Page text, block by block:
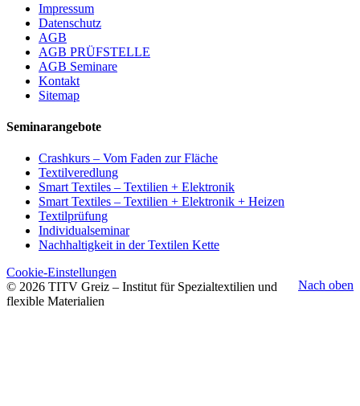
Impressum
Datenschutz
AGB
AGB PRÜFSTELLE
AGB Seminare
Kontakt
Sitemap
Seminarangebote
Crashkurs – Vom Faden zur Fläche
Textilveredlung
Smart Textiles – Textilien + Elektronik
Smart Textiles – Textilien + Elektronik + Heizen
Textilprüfung
Individualseminar
Nachhaltigkeit in der Textilen Kette
Nach oben
Cookie-Einstellungen
© 2026 TITV Greiz – Institut für Spezialtextilien und
flexible Materialien